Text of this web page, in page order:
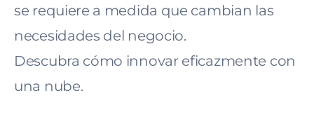
se requiere a medida que cambian las
necesidades del negocio.
Descubra cómo innovar eficazmente con
una nube.